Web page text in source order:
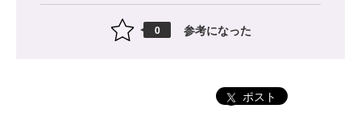
0 参考になった
ポスト